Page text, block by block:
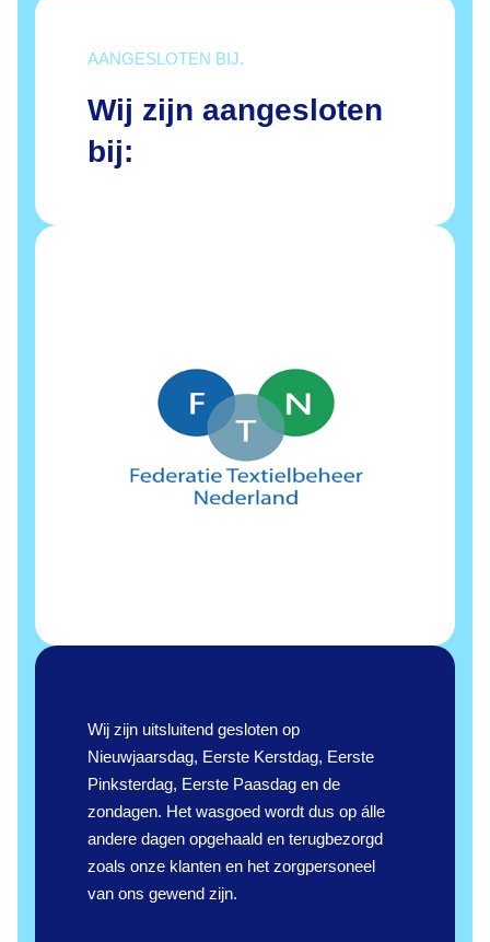
AANGESLOTEN BIJ.
Wij zijn aangesloten
bij:
Wij zijn uitsluitend gesloten op
Nieuwjaarsdag, Eerste Kerstdag, Eerste
Pinksterdag, Eerste Paasdag en de
zondagen. Het wasgoed wordt dus op álle
andere dagen opgehaald en terugbezorgd
zoals onze klanten en het zorgpersoneel
van ons gewend zijn.